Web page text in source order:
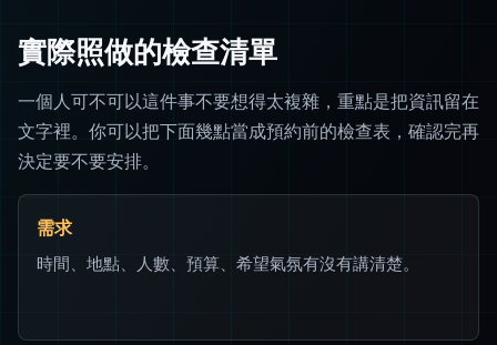
實際照做的檢查清單
一個人可不可以這件事不要想得太複雜，重點是把資訊留在
文字裡。你可以把下面幾點當成預約前的檢查表，確認完再
決定要不要安排。
需求
時間、地點、人數、預算、希望氣氛有沒有講清楚。